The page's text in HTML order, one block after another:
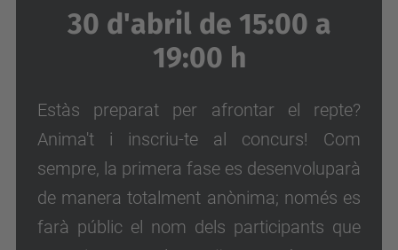
30 d'abril de 15:00 a
19:00 h
Estàs preparat per afrontar el repte?
Anima't i inscriu-te al concurs! Com
sempre, la primera fase es desenvoluparà
de manera totalment anònima; només es
farà públic el nom dels participants que